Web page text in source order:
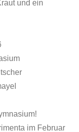
und ein
im Februar